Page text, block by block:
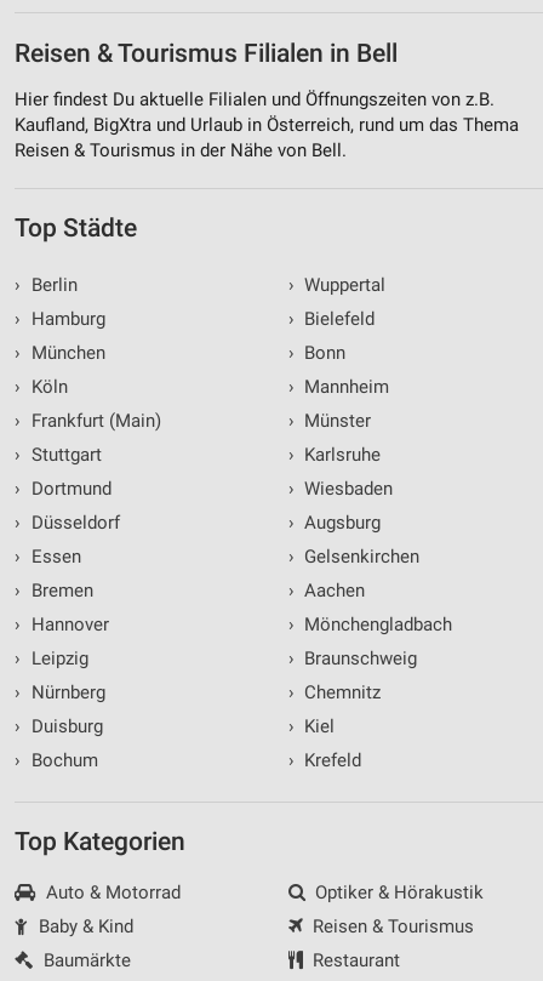
Reisen & Tourismus Filialen in Bell
Hier findest Du aktuelle Filialen und Öffnungszeiten von z.B.
Kaufland, BigXtra und Urlaub in Österreich, rund um das Thema
Reisen & Tourismus in der Nähe von Bell.
Top Städte
›
Berlin
›
Hamburg
›
München
›
Köln
›
Frankfurt (Main)
› Stuttgart
›
Dortmund
›
Düsseldorf
›
Essen
›
Bremen
›
Hannover
›
Leipzig
›
Nürnberg
›
Duisburg
›
Bochum
› Wuppertal
› Bielefeld
› Bonn
› Mannheim
› Münster
› Karlsruhe
› Wiesbaden
› Augsburg
› Gelsenkirchen
› Aachen
› Mönchengladbach
› Braunschweig
› Chemnitz
› Kiel
› Krefeld
Top Kategorien
Auto & Motorrad
Baby & Kind
Baumärkte
Optiker & Hörakustik
Reisen & Tourismus
Restaurant
Geräte anhand von aktiv angeforderten
Informationen identifizieren
Nicht-IAB-Verarbeitungszwecke:
Performance
Funktional
Werbung